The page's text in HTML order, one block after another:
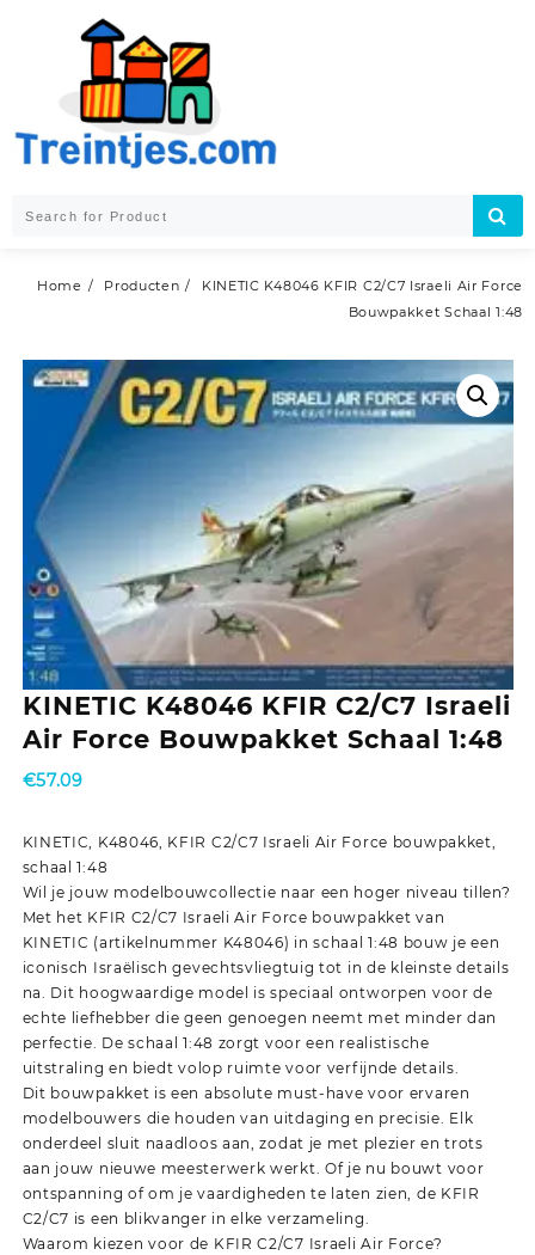
Home Producten
KINETIC K48046 KFIR C2/C7 Israeli Air Force
Bouwpakket Schaal 1:48
KINETIC K48046 KFIR C2/C7 Israeli
Air Force Bouwpakket Schaal 1:48
€57.09
KINETIC, K48046, KFIR C2/C7 Israeli Air Force bouwpakket,
schaal 1:48
Wil je jouw modelbouwcollectie naar een hoger niveau tillen?
Met het KFIR C2/C7 Israeli Air Force bouwpakket van
KINETIC (artikelnummer K48046) in schaal 1:48 bouw je een
iconisch Israëlisch gevechtsvliegtuig tot in de kleinste details
na. Dit hoogwaardige model is speciaal ontworpen voor de
echte liefhebber die geen genoegen neemt met minder dan
perfectie. De schaal 1:48 zorgt voor een realistische
uitstraling en biedt volop ruimte voor verfijnde details.
Dit bouwpakket is een absolute must-have voor ervaren
modelbouwers die houden van uitdaging en precisie. Elk
onderdeel sluit naadloos aan, zodat je met plezier en trots
aan jouw nieuwe meesterwerk werkt. Of je nu bouwt voor
ontspanning of om je vaardigheden te laten zien, de KFIR
C2/C7 is een blikvanger in elke verzameling.
Waarom kiezen voor de KFIR C2/C7 Israeli Air Force?